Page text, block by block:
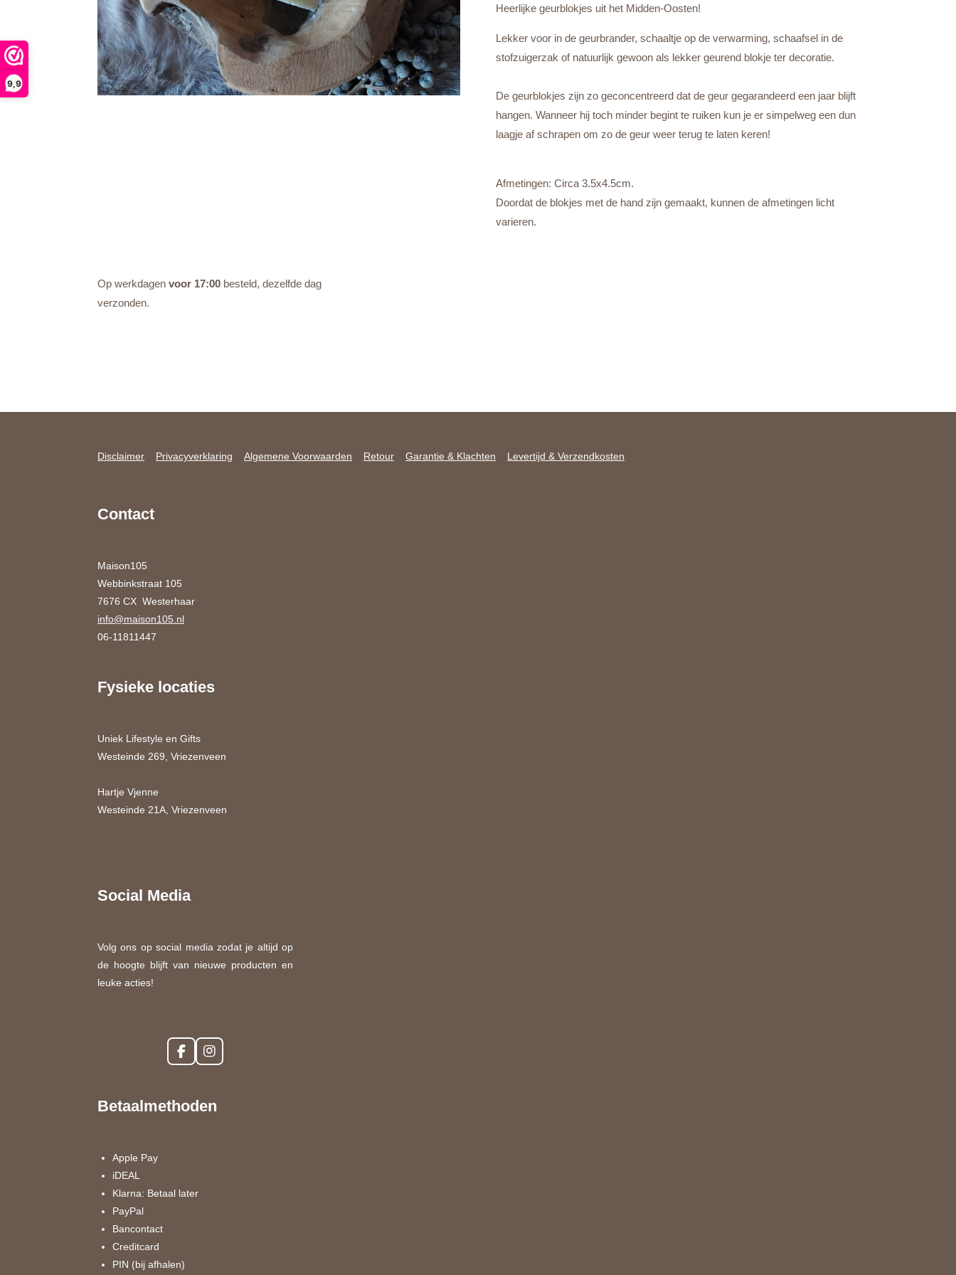
9,9
Heerlijke geurblokjes uit het Midden-Oosten!
Lekker voor in de geurbrander, schaaltje op de verwarming, schaafsel in de
stofzuigerzak of natuurlijk gewoon als lekker geurend blokje ter decoratie.
De geurblokjes zijn zo geconcentreerd dat de geur gegarandeerd een jaar blijft
hangen. Wanneer hij toch minder begint te ruiken kun je er simpelweg een dun
laagje af schrapen om zo de geur weer terug te laten keren!
Afmetingen: Circa 3.5x4.5cm.
Doordat de blokjes met de hand zijn gemaakt, kunnen de afmetingen licht
varieren.
Op werkdagen voor 17:00 besteld, dezelfde dag
verzonden.
Disclaimer Privacyverklaring Algemene Voorwaarden Retour Garantie & Klachten Levertijd & Verzendkosten
Contact
Maison105
Webbinkstraat 105
7676 CX Westerhaar
info@maison105.nl
06-11811447
Fysieke locaties
Uniek Lifestyle en Gifts
Westeinde 269, Vriezenveen
Hartje Vjenne
Westeinde 21A, Vriezenveen
Social Media
Volg ons op social media zodat je altijd op
de hoogte blijft van nieuwe producten en
leuke acties!
F
a
b
I
n
a
Betaalmethoden
Apple Pay
iDEAL
Klarna: Betaal later
PayPal
Bancontact
Creditcard
PIN (bij afhalen)